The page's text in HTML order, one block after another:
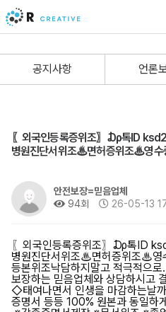
공지사항 언론
〖외국인등록증위조〗₯톡ID
병원진단서위조♨면허증위조♨영
안전보장=믿음업체
94회
26-05-13
〖외국인등록증위조〗₯톡ID
병원진단서위조♨면허증위조♨
등본위조낙담하지말고 적극적으
보장하는 믿음업체와 상담하시고
◇태여나면서 인생을 마감하는날
증명서 등등 100% 원본과 동일하